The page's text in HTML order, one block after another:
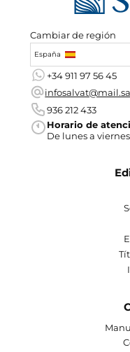
Cambiar de región
España
+34 911 97 56 45
936 212 433
Horario de
De lunes a